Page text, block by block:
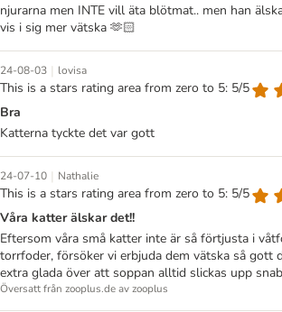
njurarna men INTE vill äta blötmat.. men han
vis i sig mer vätska 🫶🏻
24-08-03 | lovisa
This is a stars rating area from zero to 5: 5/5
Bra
Katterna tyckte det var gott
24-07-10 | Nathalie
This is a stars rating area from zero to 5: 5/5
Våra katter älskar det!!
Eftersom våra små katter inte är så förtjusta i
torrfoder, försöker vi erbjuda dem vätska så gott
extra glada över att soppan alltid slickas upp
Översatt från zooplus.de av zooplus